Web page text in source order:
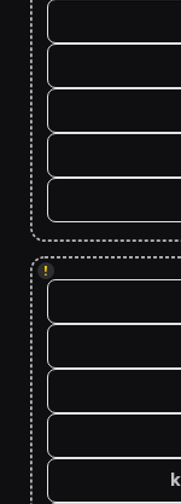
!